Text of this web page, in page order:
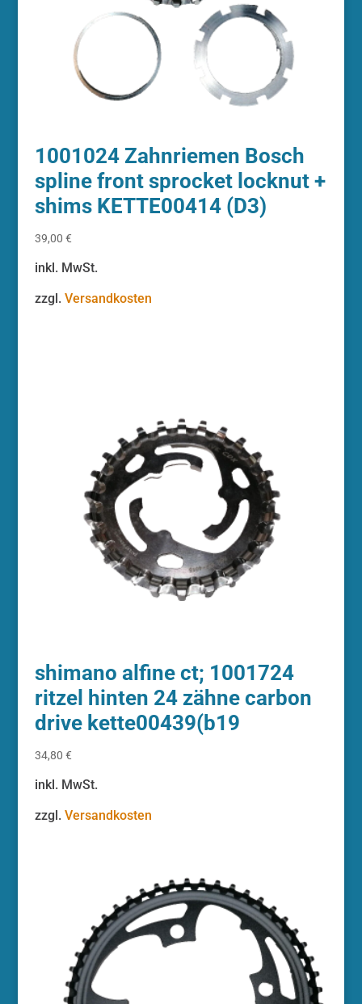
1001024 Zahnriemen Bosch
spline front sprocket locknut +
shims KETTE00414 (D3)
39,00 €
inkl. MwSt.
zzgl. Versandkosten
shimano alfine ct; 1001724
ritzel hinten 24 zähne carbon
drive kette00439(b19
34,80 €
inkl. MwSt.
zzgl. Versandkosten